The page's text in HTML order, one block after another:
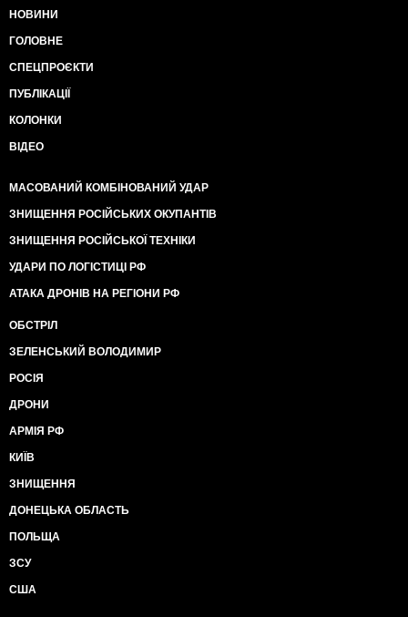
НОВИНИ
ГОЛОВНЕ
СПЕЦПРОЄКТИ
ПУБЛІКАЦІЇ
КОЛОНКИ
ВІДЕО
МАСОВАНИЙ КОМБІНОВАНИЙ УДАР
ЗНИЩЕННЯ РОСІЙСЬКИХ ОКУПАНТІВ
ЗНИЩЕННЯ РОСІЙСЬКОЇ ТЕХНІКИ
УДАРИ ПО ЛОГІСТИЦІ РФ
АТАКА ДРОНІВ НА РЕГІОНИ РФ
ОБСТРІЛ
ЗЕЛЕНСЬКИЙ ВОЛОДИМИР
РОСІЯ
ДРОНИ
АРМІЯ РФ
КИЇВ
ЗНИЩЕННЯ
ДОНЕЦЬКА ОБЛАСТЬ
ПОЛЬЩА
ЗСУ
США